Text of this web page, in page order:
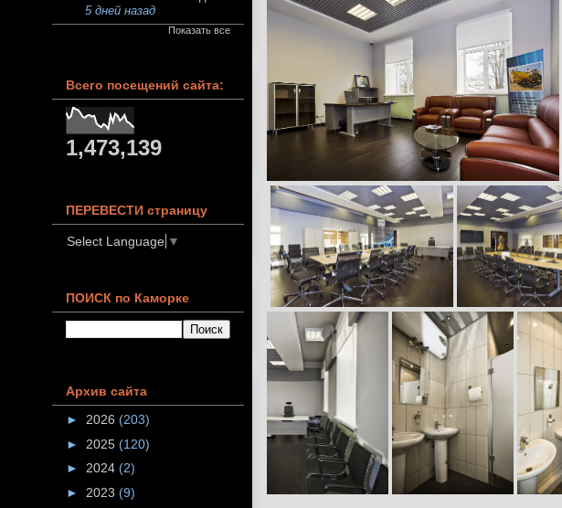
5 дней назад
Показать все
Всего посещений сайта:
1,473,139
ПЕРЕВЕСТИ страницу
Select Language ▼
ПОИСК по Каморке
Архив сайта
► 2026 (203)
► 2025 (120)
► 2024 (2)
► 2023 (9)